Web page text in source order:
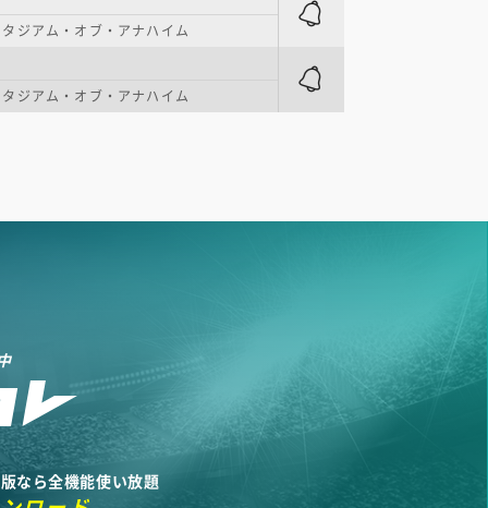
ジアム・オブ・アナハイム
ジアム・オブ・アナハイム
なら全機能使い放題